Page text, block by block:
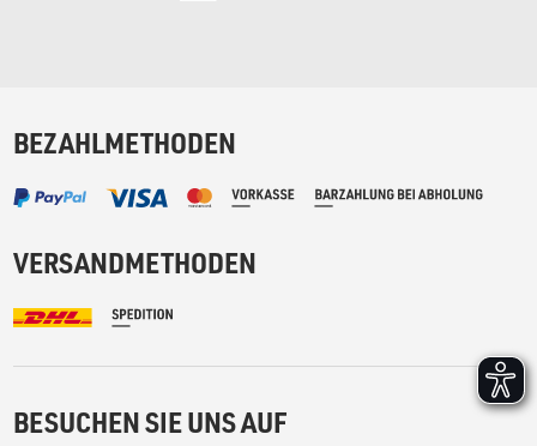
BEZAHLMETHODEN
VERSANDMETHODEN
BESUCHEN SIE UNS AUF